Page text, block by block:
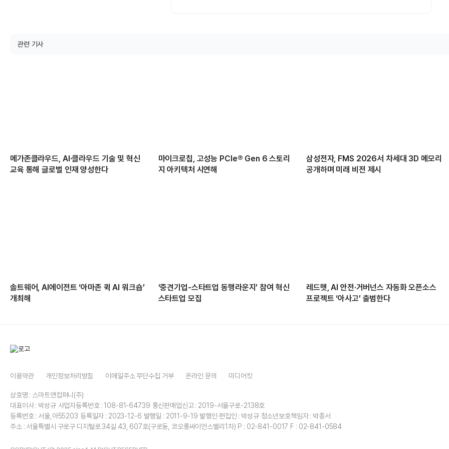
관련 기사
메가존클라우드, AI·클라우드 기술 및 혁신
교육 통해 글로벌 인재 양성한다
마이크로칩, 고성능 PCIe® Gen 6 스토리
지 아키텍처 시연해
삼성전자, FMS 2026서 차세대 3D 메모리
공개하며 미래 비전 제시
솔트웨어, AI에이전트 ‘아마존 퀵 AI 워크숍’
개최해
‘중견기업-스타트업 동행라운지’ 참여 혁신
스타트업 모집
레드햇, AI 안전·거버넌스 자동화 오픈소스
프로젝트 ‘아사고’ 출범한다
이용약관 개인정보처리방침 이메일주소 무단수집 거부 온라인 문의 미디어킷
상호명 : 스마트앤컴퍼니(주)
대표이사 : 박성규 사업자등록번호 : 108-81-64739 통신판매업신고 : 2019-서울구로-2138호
등록번호 : 서울,아55203 등록일자 : 2023-12-6 발행일 : 2011-9-19 발행인·편집인 : 박성규 청소년보호책임자 : 박종서
주소 : 서울특별시 구로구 디지털로 34길 43, 607호(구로동, 코오롱싸이언스밸리1차) P : 02-841-0017 F : 02-841-0584